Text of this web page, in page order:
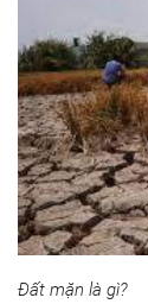
Đất mặn là gì?